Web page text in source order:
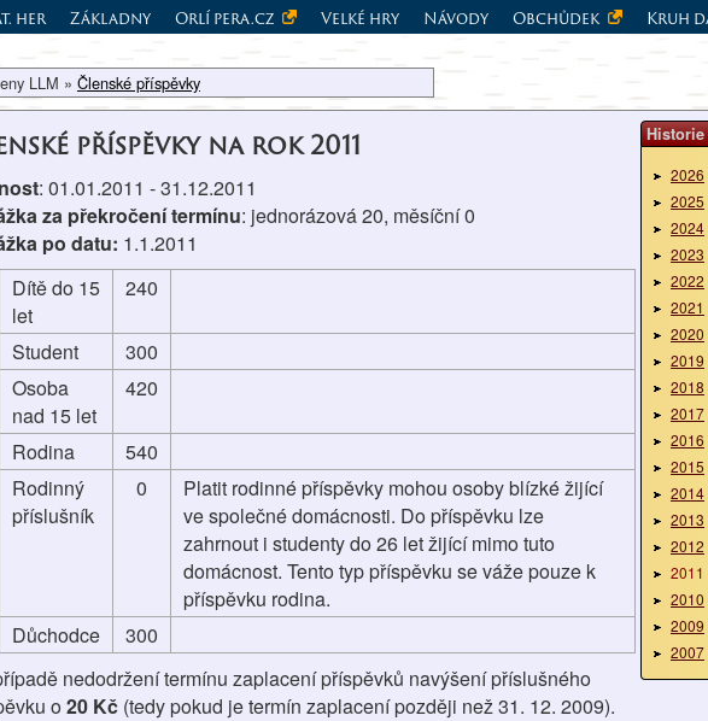
her Základny Orlí pera.cz Velké hry Návody Obchůdek Kruh
LLM » Členské příspěvky
Historie
2026
2025
2024
2023
2022
2021
2020
2019
2018
2017
2016
2015
2014
2013
2012
2011
2010
2009
2007
příspěvky na rok 2011
: 01.01.2011 - 31.12.2011
za překročení termínu: jednorázová 20, měsíční 0
po datu: 1.1.2011
Dítě do 15
let
240
Student
300
Osoba
nad 15 let
420
Rodina
540
Rodinný
příslušník
0
Platit rodinné příspěvky mohou osoby blízké žijící
ve společné domácnosti. Do příspěvku lze
zahrnout i studenty do 26 let žijící mimo tuto
domácnost. Tento typ příspěvku se váže pouze k
příspěvku rodina.
Důchodce
300
nedodržení termínu zaplacení příspěvků navýšení příslušného
o20 Kč(tedy pokud je termín zaplacení později než 31. 12. 2009).